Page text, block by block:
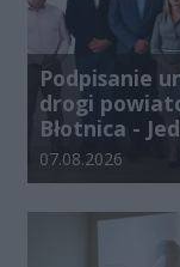
Podpisanie
drogi
Błotnica -
Data dodania
07.08.2026